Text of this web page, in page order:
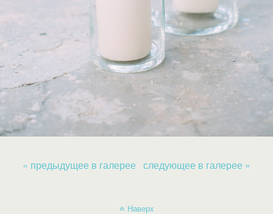
« предыдущее в галерее следующее в галерее »
Наверх